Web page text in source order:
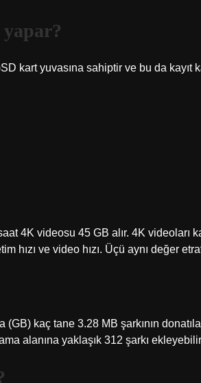
yapar?
kart yuvasına sahiptir ve bu da kayıt
4K videosu 45 GB alır. 4K videoları
hızı ve video hızı. Üçü aynı değer
kaç tane 3.28 MB şarkının
alanına yaklaşık 312 şarkı